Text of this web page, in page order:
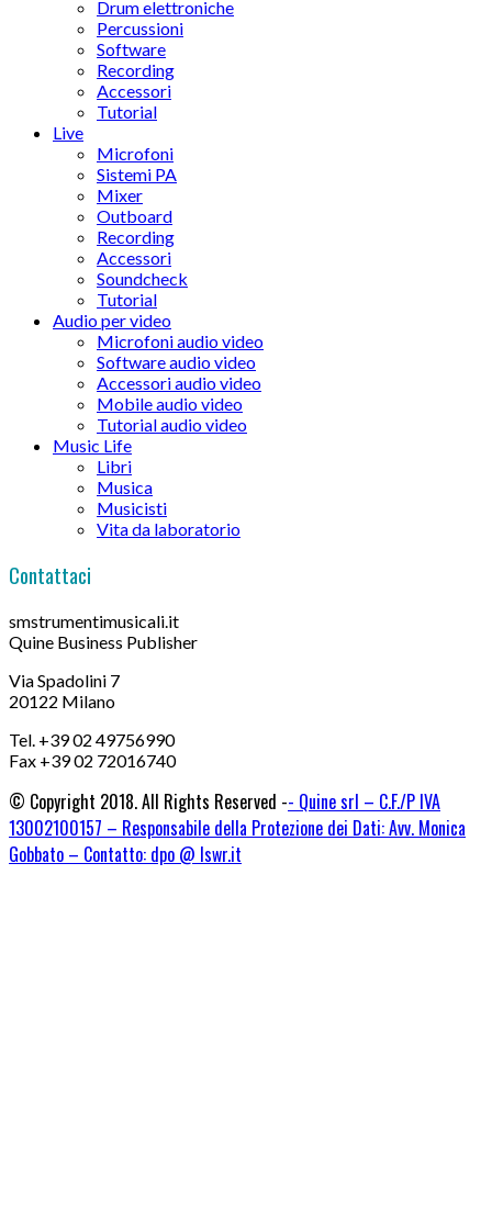
Drum elettroniche
Percussioni
Software
Recording
Accessori
Tutorial
Live
Microfoni
Sistemi PA
Mixer
Outboard
Recording
Accessori
Soundcheck
Tutorial
Audio per video
Microfoni audio video
Software audio video
Accessori audio video
Mobile audio video
Tutorial audio video
Music Life
Libri
Musica
Musicisti
Vita da laboratorio
Contattaci
smstrumentimusicali.it
Quine Business Publisher
Via Spadolini 7
20122 Milano
Tel. +39 02 49756990
Fax +39 02 72016740
© Copyright 2018. All Rights Reserved -- Quine srl – C.F./P IVA
13002100157 – Responsabile della Protezione dei Dati: Avv. Monica
Gobbato – Contatto: dpo @ lswr.it